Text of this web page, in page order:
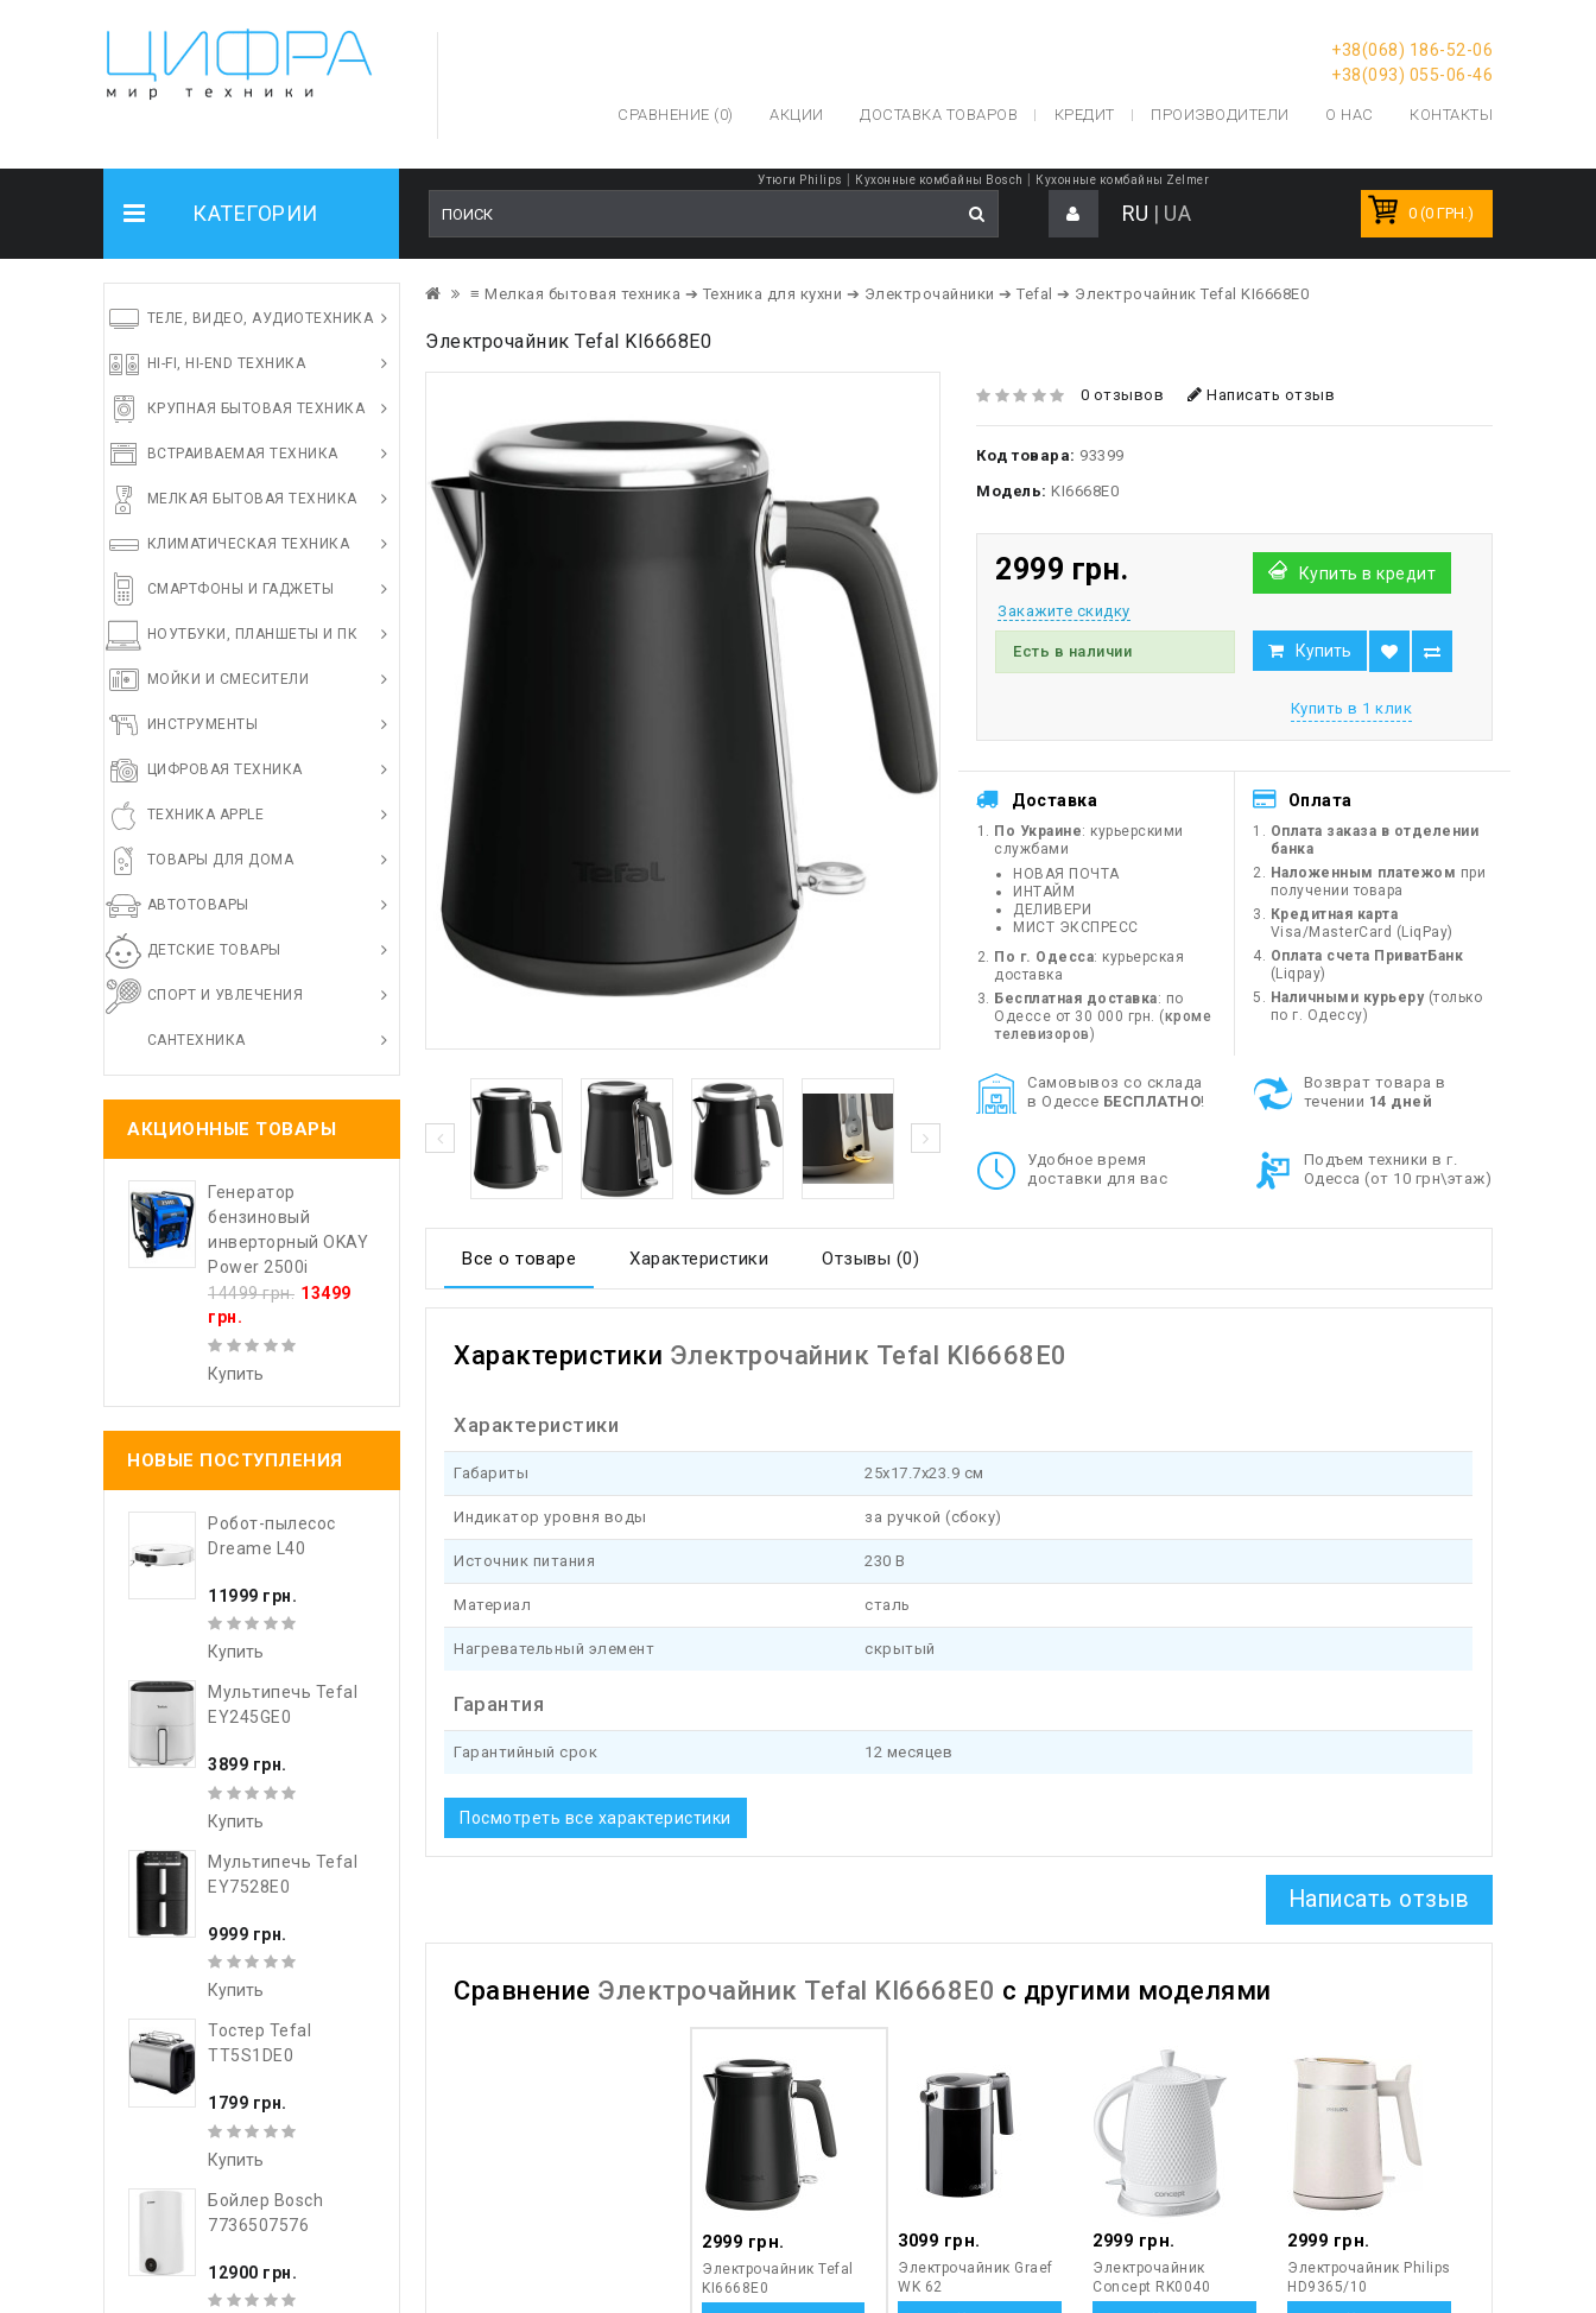
+38(068) 186-52-06
+38(093) 055-06-46
СРАВНЕНИЕ (0) АКЦИИ ДОСТАВКА ТОВАРОВ КРЕДИТ ПРОИЗВОДИТЕЛИ О НАС КОНТАКТЫ
КАТЕГОРИИ
Утюги Philips Кухонные комбайны Bosch Кухонные комбайны Zelmer
RU | UA 0 (0 ГРН.)
ТЕЛЕ, ВИДЕО, АУДИОТЕХНИКА
HI-FI, HI-END ТЕХНИКА
КРУПНАЯ БЫТОВАЯ ТЕХНИКА
ВСТРАИВАЕМАЯ ТЕХНИКА
МЕЛКАЯ БЫТОВАЯ ТЕХНИКА
КЛИМАТИЧЕСКАЯ ТЕХНИКА
СМАРТФОНЫ И ГАДЖЕТЫ
НОУТБУКИ, ПЛАНШЕТЫ И ПК
МОЙКИ И СМЕСИТЕЛИ
ИНСТРУМЕНТЫ
ЦИФРОВАЯ ТЕХНИКА
ТЕХНИКА APPLE
ТОВАРЫ ДЛЯ ДОМА
АВТОТОВАРЫ
ДЕТСКИЕ ТОВАРЫ
СПОРТ И УВЛЕЧЕНИЯ
САНТЕХНИКА
АКЦИОННЫЕ ТОВАРЫ
Генератор
бензиновый
инверторный OKAY
Power 2500i
14499 грн. 13499
грн.
Купить
НОВЫЕ ПОСТУПЛЕНИЯ
Робот-пылесос
Dreame L40
11999 грн.
Купить
Мультипечь Tefal
EY245GE0
3899 грн.
Купить
Мультипечь Tefal
EY7528E0
9999 грн.
Купить
Тостер Tefal
TT5S1DE0
1799 грн.
Купить
Бойлер Bosch
7736507576
12900 грн.
≡ Мелкая бытовая техника ➔ Техника для кухни ➔ Электрочайники ➔ Tefal ➔ Электрочайник Tefal KI6668E0
Электрочайник Tefal KI6668E0
0 отзывов Написать отзыв
Код товара: 93399
Модель: KI6668E0
2999 грн.
Закажите скидку
Купить в кредит
Есть в наличии Купить
Купить в 1 клик
Доставка
По Украине: курьерскими
службами
НОВАЯ ПОЧТА
ИНТАЙМ
ДЕЛИВЕРИ
МИСТ ЭКСПРЕСС
По г. Одесса: курьерская
доставка
Бесплатная доставка: по
Одессе от 30 000 грн. (кроме
телевизоров)
Оплата
Оплата заказа в отделении
банка
Наложенным платежом при
получении товара
Кредитная карта
Visa/MasterCard (LiqPay)
Оплата счета ПриватБанк
(Liqpay)
Наличными курьеру(только
по г. Одессу)
Cамовывоз со склада
в Одессе БЕСПЛАТНО!
Возврат товара в
течении 14 дней
Удобное время
доставки для вас
Подъем техники в г.
Одесса (от 10 грн\этаж)
Все о товаре Характеристики Отзывы (0)
Характеристики Электрочайник Tefal KI6668E0
Характеристики
Габариты 25x17.7x23.9 см
Индикатор уровня воды за ручкой (сбоку)
Источник питания 230 В
Материал сталь
Нагревательный элемент скрытый
Гарантия
Гарантийный срок 12 месяцев
Посмотреть все характеристики
Написать отзыв
Сравнение Электрочайник Tefal KI6668E0 с другими моделями
2999 грн.
Электрочайник Tefal
KI6668E0
3099 грн.
Электрочайник Graef
WK 62
2999 грн.
Электрочайник
Concept RK0040
2999 грн.
Электрочайник Philips
HD9365/10